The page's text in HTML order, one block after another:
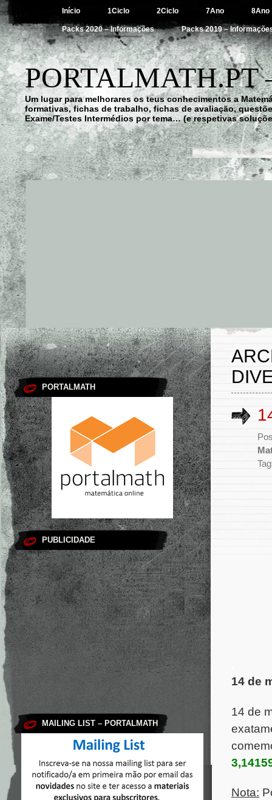
Início 1Ciclo 2Ciclo 7Ano 8Ano
Packs 2020 – Informações Packs 2019 –
Um lugar para melhorares os teus conhecimentos a
formativas, fichas de trabalho, fichas de avaliação,
Exame/Testes Intermédios por tema… (e respetivas
PORTALMATH
PUBLICIDADE
MAILING LIST – PORTALMATH
14 de
14 de
Nota: